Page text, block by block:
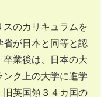
のカリキュラムを
省が日本と同等と認
業後は、日本の大
ク上の大学に進学
旧英国領３４カ国の